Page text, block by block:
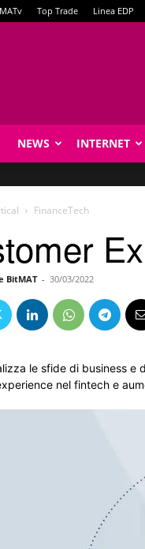
Top Trade Linea EDP
NEWS INTERNET
FinanceTech
BitMAT - 30/03/2022
le sfide di business e
nel fintech e